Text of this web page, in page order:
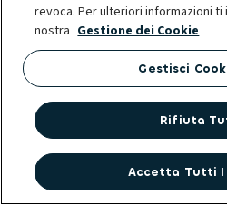
Offerte Ayvens
Noleggio a lungo termine
Noleggio auto elettriche
Usato
revoca. Per ulteriori informazioni ti
nostra Gestione dei Cookie
Gestisci
Rifiuta
Accetta Tutti I